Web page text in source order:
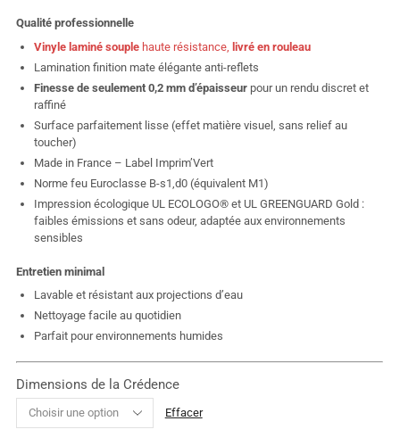
Qualité professionnelle
Vinyle laminé souple haute résistance, livré en rouleau
Lamination finition mate élégante anti-reflets
Finesse de seulement 0,2 mm d’épaisseur pour un rendu discret et
raffiné
Surface parfaitement lisse (effet matière visuel, sans relief au
toucher)
Made in France – Label Imprim’Vert
Norme feu Euroclasse B-s1,d0 (équivalent M1)
Impression écologique UL ECOLOGO® et UL GREENGUARD Gold :
faibles émissions et sans odeur, adaptée aux environnements
sensibles
Entretien minimal
Lavable et résistant aux projections d’eau
Nettoyage facile au quotidien
Parfait pour environnements humides
Dimensions de la Crédence
Effacer